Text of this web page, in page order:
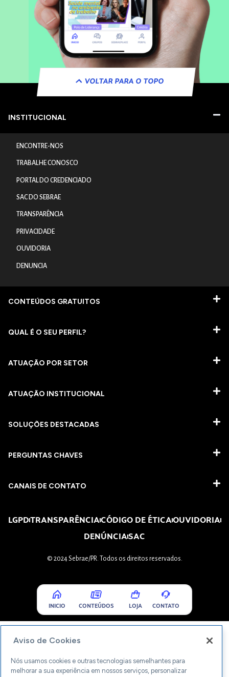
VOLTAR PARA O TOPO
INSTITUCIONAL
ENCONTRE-NOS
TRABALHE CONOSCO
PORTAL DO CREDENCIADO
SAC DO SEBRAE
TRANSPARÊNCIA
PRIVACIDADE
OUVIDORIA
DENUNCIA
CONTEÚDOS GRATUITOS
QUAL É O SEU PERFIL?
ATUAÇÃO POR SETOR
ATUAÇÃO INSTITUCIONAL
SOLUÇÕES DESTACADAS
PERGUNTAS CHAVES​
CANAIS DE CONTATO
LGPDTRANSPARÊNCIACÓDIGO DE ÉTICAOUVIDORIA
DENÚNCIASAC
© 2024 Sebrae/PR. Todos os direitos reservados.
INICIO CONTEÚDOS LOJA CONTATO
Aviso de Cookies
Nós usamos cookies e outras tecnologias semelhantes para
melhorar a sua experiência em nossos serviços, personalizar